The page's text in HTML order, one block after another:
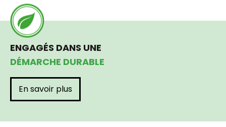
ENGAGÉS DANS UNE
DÉMARCHE DURABLE
En savoir plus